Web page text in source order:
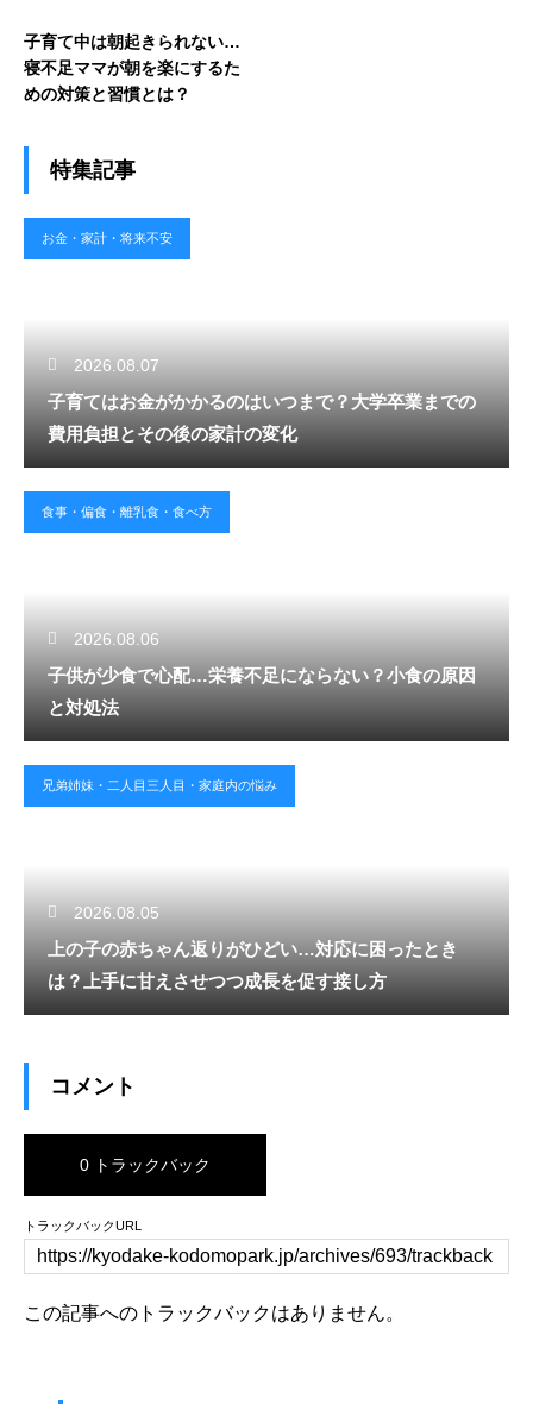
子育て中は朝起きられない…
寝不足ママが朝を楽にするた
めの対策と習慣とは？
特集記事
お金・家計・将来不安
2026.08.07
子育てはお金がかかるのはいつまで？大学卒業までの
費用負担とその後の家計の変化
食事・偏食・離乳食・食べ方
2026.08.06
子供が少食で心配…栄養不足にならない？小食の原因
と対処法
兄弟姉妹・二人目三人目・家庭内の悩み
2026.08.05
上の子の赤ちゃん返りがひどい…対応に困ったとき
は？上手に甘えさせつつ成長を促す接し方
コメント
0 トラックバック
トラックバックURL
この記事へのトラックバックはありません。